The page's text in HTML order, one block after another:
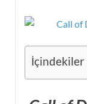
İçindekiler